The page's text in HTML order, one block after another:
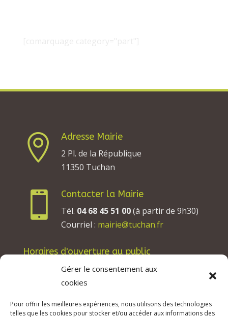
Gérer le consentement aux
cookies
Pour offrir les meilleures expériences, nous utilisons des technologies
telles que les cookies pour stocker et/ou accéder aux informations des

Adresse Mairie
2 Pl. de la République
11350 Tuchan

Contacter la Mairie
Tél. 04 68 45 51 00(à partir de 9h30)
Courriel : mairie@tuchan.fr
Horaires d'ouverture au public
Les lundis, mardis et jeudis : de 8h à 12h et de
13h30 à 17h30.
Les vendredis : de 8h à 12h.